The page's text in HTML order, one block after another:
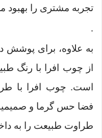
تجربه مشتری را
.
به علاوه، برای پوشش
از چوب افرا با رنگ
است. چوب افرا با
فضا حس گرما و صمیمیت
طراوت طبیعت را به